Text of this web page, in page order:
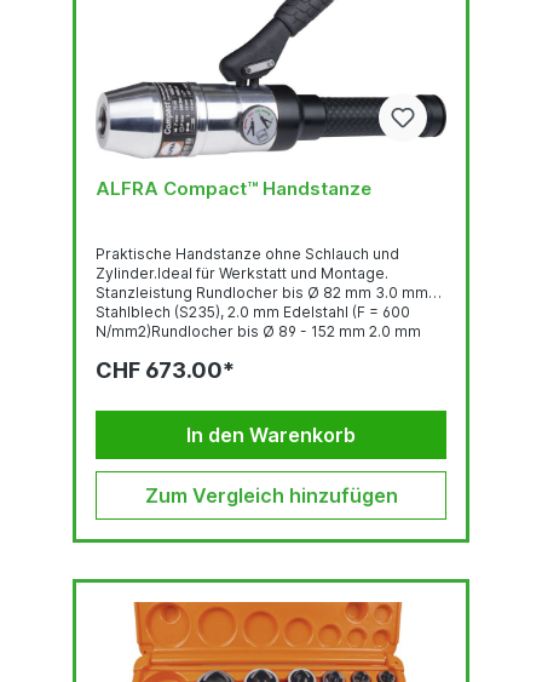
ALFRA Compact™ Handstanze
Praktische Handstanze ohne Schlauch und
Zylinder.Ideal für Werkstatt und Montage.
Stanzleistung Rundlocher bis Ø 82 mm 3.0 mm
Stahlblech (S235), 2.0 mm Edelstahl (F = 600
N/mm2)Rundlocher bis Ø 89 - 152 mm 2.0 mm
N/mm2) Quadratlocher bis 68 x 68 mm 3.0 mm
N/mm2)Quadratlocher bis 92 x 92 mm 2.0 mm
Stahlblech (S235), 1.5 mm Edelstahl (F = 600
CHF 673.00*
In den Warenkorb
Zum Vergleich hinzufügen